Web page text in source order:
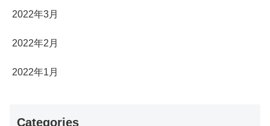
2022年3月
2022年2月
2022年1月
Categories